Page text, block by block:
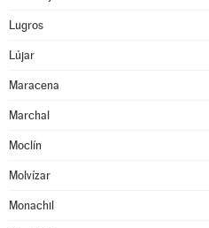
Lugros
Lújar
Maracena
Marchal
Moclín
Molvízar
Monachil